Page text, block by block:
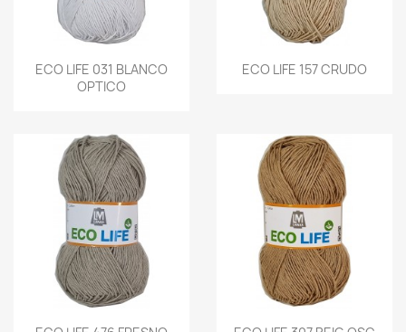
ECO LIFE 031 BLANCO
OPTICO
ECO LIFE 157 CRUDO